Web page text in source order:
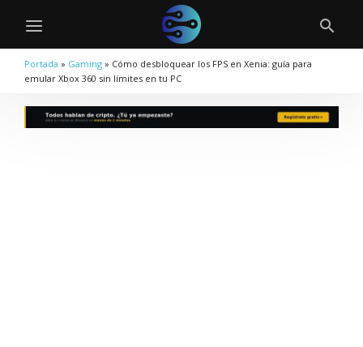
Portada » Gaming » Cómo desbloquear los FPS en Xenia: guía para
emular Xbox 360 sin límites en tu PC